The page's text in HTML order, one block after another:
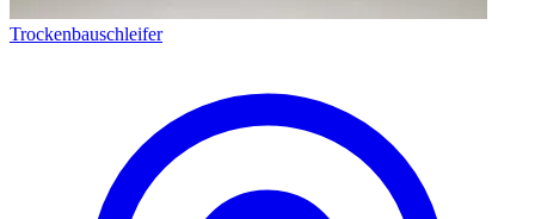
Trockenbauschleifer